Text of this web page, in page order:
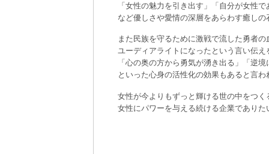
「女性の魅力を引き出す」「自分が女性
など優しさや愛情の深層をあらわす癒し
また民族を守るために激戦で流した勇者の
ユーディアライトになったという言い伝え
「心の奥の方から勇気が湧き出る」「逆
といった心身の活性化の効果もあると言わ
女性が今よりもずっと輝ける世の中をつ
女性にパワーを与える続ける企業でありた